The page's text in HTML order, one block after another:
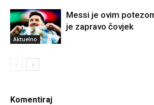
Aktuelno
Messi je ovim
je zapravo čovjek
Komentiraj